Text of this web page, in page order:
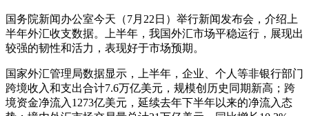
国务院新闻办公室今天（7月22日）举行新闻发布会，介绍上
半年外汇收支数据。上半年，我国外汇市场平稳运行，展现出
较强的韧性和活力，表现好于市场预期。
国家外汇管理局数据显示，上半年，企业、个人等非银行部门
跨境收入和支出合计7.6万亿美元，规模创历史同期新高；跨
境资金净流入1273亿美元，延续去年下半年以来的净流入态